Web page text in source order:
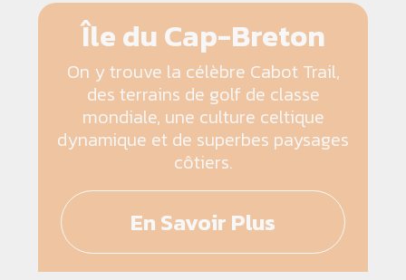
Île du Cap-Breton
On y trouve la célèbre Cabot Trail,
des terrains de golf de classe
mondiale, une culture celtique
dynamique et de superbes paysages
côtiers.
En Savoir Plus